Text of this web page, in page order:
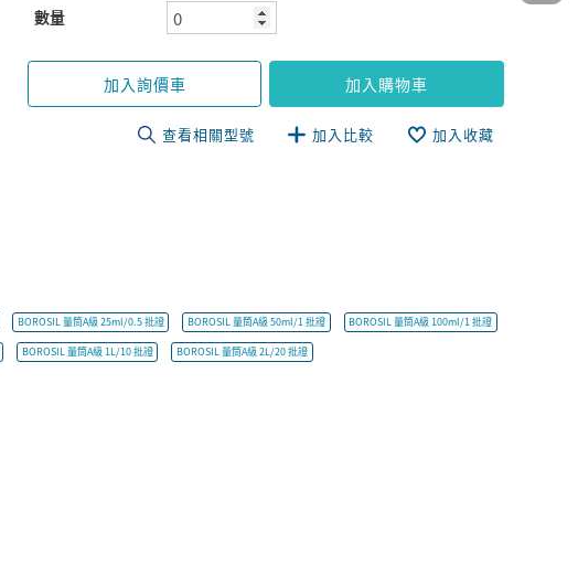
數量
加入詢價車 加入購物車
查看相關型號 加入比較 加入收藏
BOROSIL 量筒A級 25ml/0.5 批證 BOROSIL 量筒A級 50ml/1 批證 BOROSIL 量筒A級 100ml/1 批證
BOROSIL 量筒A級 1L/10 批證 BOROSIL 量筒A級 2L/20 批證